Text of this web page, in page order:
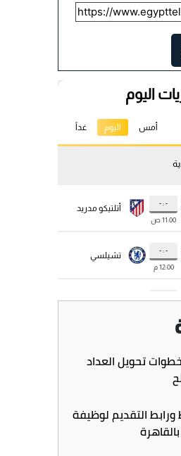
تحويل العداد
ورابط التقديم لوظيفة